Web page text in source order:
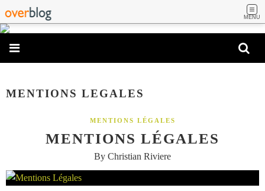
MENU
MENTIONS LEGALES
MENTIONS LÉGALES
MENTIONS LÉGALES
By Christian Riviere